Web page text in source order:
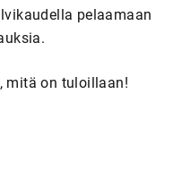
pelaamaan
mitä on tuloillaan!